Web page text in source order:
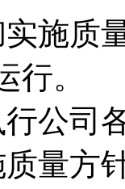
施质
行。
公司
量方